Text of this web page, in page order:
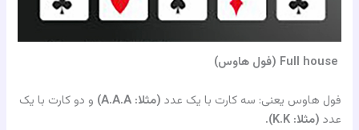
فول هاوس یعنی: سه کارت با یک عدد (مثلا: A.A.A)
و دو کارت با یک
عدد (مثلا: K.K).